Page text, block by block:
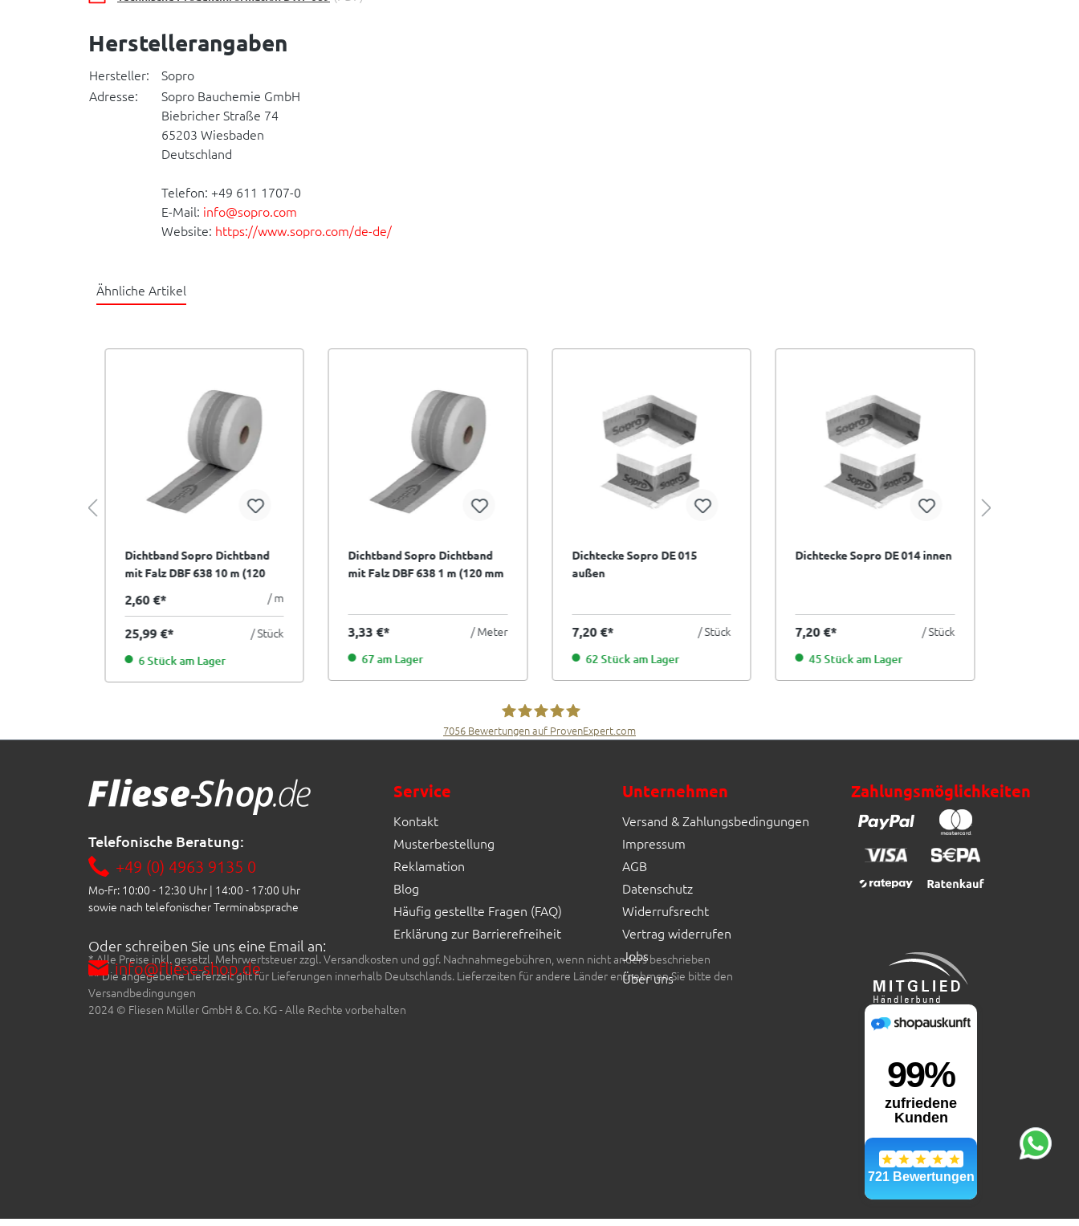
Herstellerangaben
Hersteller:
Sopro
Adresse:
Sopro Bauchemie GmbH
Biebricher Straße 74
65203 Wiesbaden
Deutschland
Telefon: +49 611 1707-0
E-Mail: info@sopro.com
Website: https://www.sopro.com/de-de/
Ähnliche Artikel
Dichtband Sopro Dichtband
mit Falz DBF 638 10 m (120
2,60 €* / m
25,99 €* / Stück
6 Stück am Lager
Dichtband Sopro Dichtband
mit Falz DBF 638 1 m (120 mm
3,33 €* / Meter
67 am Lager
Dichtecke Sopro DE 015
außen
7,20 €* / Stück
62 Stück am Lager
Dichtecke Sopro DE 014 innen
7,20 €* / Stück
45 Stück am Lager
7056 Bewertungen auf ProvenExpert.com
Telefonische Beratung:
+49 (0) 4963 9135 0
Mo-Fr: 10:00 - 12:30 Uhr | 14:00 - 17:00 Uhr
sowie nach telefonischer Terminabsprache
Oder schreiben Sie uns eine Email an:
info@fliese-shop.de
Service
Kontakt
Musterbestellung
Reklamation
Blog
Häufig gestellte Fragen (FAQ)
Erklärung zur Barrierefreiheit
Unternehmen
Versand & Zahlungsbedingungen
Impressum
AGB
Datenschutz
Widerrufsrecht
Vertrag widerrufen
Jobs
Über uns
Zahlungsmöglichkeiten
* Alle Preise inkl. gesetzl. Mehrwertsteuer zzgl. Versandkosten und ggf. Nachnahmegebühren, wenn nicht anders beschrieben
** Die angegebene Lieferzeit gilt für Lieferungen innerhalb Deutschlands. Lieferzeiten für andere Länder entnehmen Sie bitte den
Versandbedingungen
2024 © Fliesen Müller GmbH & Co. KG - Alle Rechte vorbehalten